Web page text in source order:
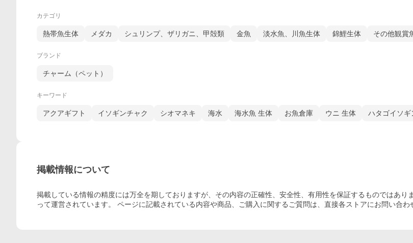
カテゴリ
熱帯魚生体 メダカ シュリンプ、ザリガニ、甲殻類 金魚 淡水魚、川魚生体 錦鯉生体 その他観賞
ブランド
チャーム（ペット）
キーワード
アクアギフト イソギンチャク シオマネキ 海水 海水魚 生体 お魚倉庫 ウニ 生体 ハタゴイソギ
掲載情報について
掲載している情報の精度には万全を期しておりますが、その内容の正確性、安全性、有用性を保証するものではあり
って運営されています。 ページに記載されている内容や商品、ご購入 に関するご質問は、直接各ストアにお問い合わ